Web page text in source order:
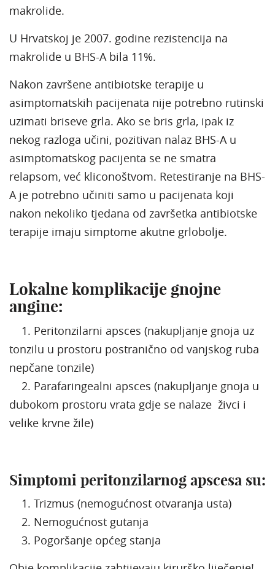
makrolide.
U Hrvatskoj je 2007. godine rezistencija na
makrolide u BHS-A bila 11%.
Nakon završene antibiotske terapije u
asimptomatskih pacijenata nije potrebno rutinski
uzimati briseve grla. Ako se bris grla, ipak iz
nekog razloga učini, pozitivan nalaz BHS-A u
asimptomatskog pacijenta se ne smatra
relapsom, već kliconoštvom. Retestiranje na BHS-
A je potrebno učiniti samo u pacijenata koji
nakon nekoliko tjedana od završetka antibiotske
terapije imaju simptome akutne grlobolje.
Lokalne komplikacije gnojne
angine:
1. Peritonzilarni apsces (nakupljanje gnoja uz
tonzilu u prostoru postranično od vanjskog ruba
nepčane tonzile)
2. Parafaringealni apsces (nakupljanje gnoja u
dubokom prostoru vrata gdje se nalaze živci i
velike krvne žile)
Simptomi peritonzilarnog apscesa su:
1. Trizmus (nemogućnost otvaranja usta)
2. Nemogućnost gutanja
3. Pogoršanje općeg stanja